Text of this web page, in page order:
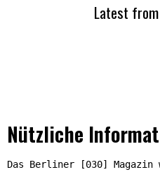
Latest
Nützliche
Das Berliner [030] Magazin